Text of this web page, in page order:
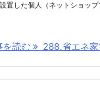
置した個人（ネットショップ
を読む 288.省エネ